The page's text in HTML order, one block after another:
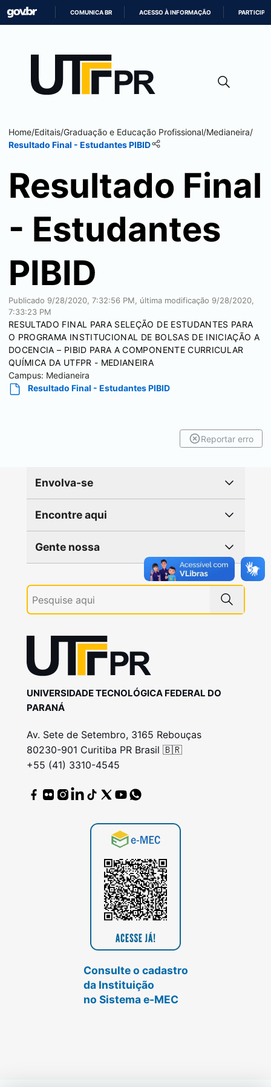
CONTEÚDO
COMUNICA BR ACESSO À INFORMAÇÃO PARTICIPE
Home/Editais/Graduação e Educação Profissional/Medianeira/
Resultado Final - Estudantes PIBID
Resultado Final
- Estudantes
PIBID
Publicado 9/28/2020, 7:32:56 PM , última modificação 9/28/2020,
7:33:23 PM
RESULTADO FINAL PARA SELEÇÃO DE ESTUDANTES PARA
O PROGRAMA INSTITUCIONAL DE BOLSAS DE INICIAÇÃO A
DOCENCIA – PIBID PARA A COMPONENTE CURRICULAR
QUÍMICA DA UTFPR - MEDIANEIRA
Campus: Medianeira
Resultado Final - Estudantes PIBID
Reportar erro
Envolva-se
Encontre aqui
Gente nossa
UNIVERSIDADE TECNOLÓGICA FEDERAL DO
PARANÁ
Av. Sete de Setembro, 3165 Rebouças
80230-901 Curitiba PR Brasil 🇧🇷
+55 (41) 3310-4545
Consulte o cadastro
da Instituição
no Sistema e-MEC